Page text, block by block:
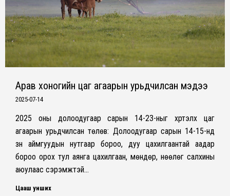
Арав хоногийн цаг агаарын урьдчилсан мэдээ
2025-07-14
2025 оны долоодугаар сарын 14-23-ныг хүртэлх цаг
агаарын урьдчилсан төлөв: Долоодугаар сарын 14-15-нд
зүүн аймгуудын нутгаар бороо, дуу цахилгаантай аадар
бороо орох тул аянга цахилгаан, мөндөр, нөөлөг салхины
аюулаас сэрэмжтэй…
Цааш унших